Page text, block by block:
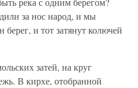
за нос народ, и мы
и тот затянут колючей
затей, на круг
В кирхе, отобранной